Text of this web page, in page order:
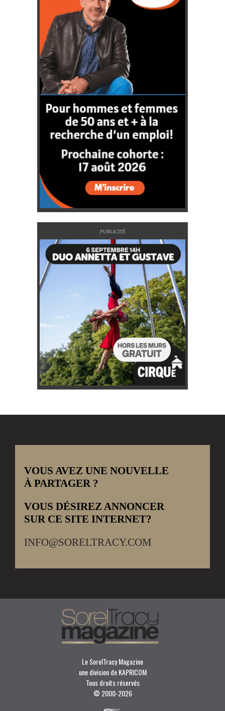
PUBLICITÉ
VOUS AVEZ UNE NOUVELLE
À PARTAGER ?
VOUS DÉSIREZ ANNONCER
SUR CE SITE INTERNET?
INFO@SORELTRACY.COM
Le SorelTracy Magazine
une division de KAPRICOM
Tous droits réservés
© 2000-2026